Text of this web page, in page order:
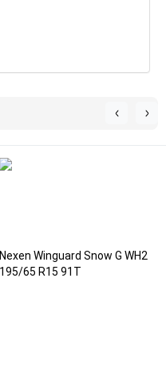
Nexen Winguard Snow G WH2
195/65 R15 91T